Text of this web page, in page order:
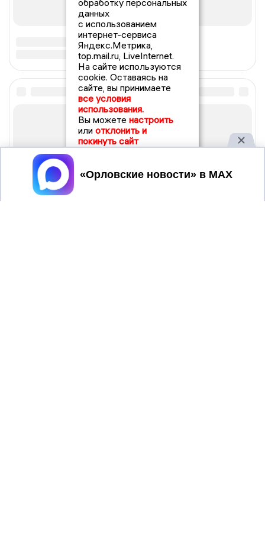
обработку персональных
данных
с использованием
интернет-сервиса
Яндекс.Метрика,
top.mail.ru, LiveInternet.
На сайте используются
cookie. Оставаясь на
сайте, вы принимаете
все условия
использования.
Вы можете настроить
или отклонить и
покинуть сайт
Принять